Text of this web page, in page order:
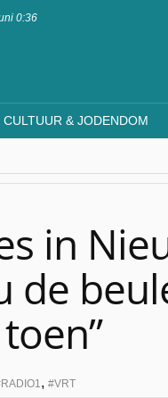
0:36
CULTUUR & JODENDOM
in
de
RADIO1 , VRT